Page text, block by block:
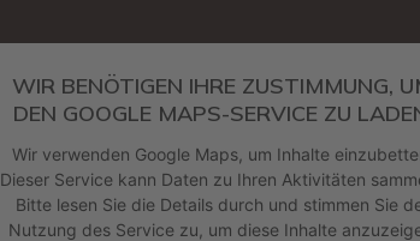
WIR BENÖTIGEN IHRE ZUSTIMMUNG,
DEN GOOGLE MAPS-SERVICE ZU
Wir verwenden Google Maps, um Inhalte
Dieser Service kann Daten zu Ihren Aktivitäten
Bitte lesen Sie die Details durch und stimmen Sie
Nutzung des Service zu, um diese Inhalte